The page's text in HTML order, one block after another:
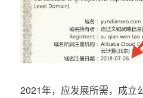
2021年，应发展所需，成立